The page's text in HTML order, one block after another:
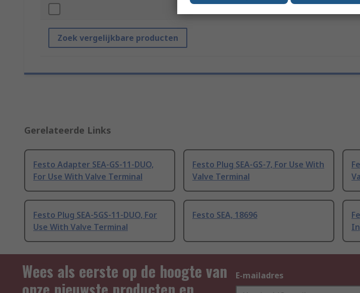
Zoek vergelijkbare producten
Gerelateerde Links
Festo Adapter SEA-GS-11-DUO,
For Use With Valve Terminal
Festo Plug SEA-GS-7, For Use With
Valve Terminal
Festo Plug SEA-5GS-11-DUO, For
Use With Valve Terminal
Festo SEA, 18696
Wees als eerste op de hoogte van
E-mailadres